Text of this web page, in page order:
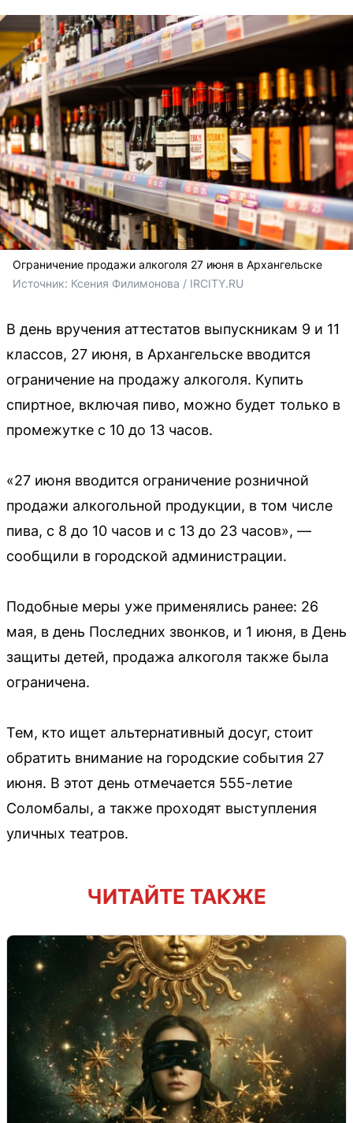
Ограничение продажи алкоголя 27 июня в Архангельске
Источник: Ксения Филимонова / IRCITY.RU
В день вручения аттестатов выпускникам 9 и 11
классов, 27 июня, в Архангельске вводится
ограничение на продажу алкоголя. Купить
спиртное, включая пиво, можно будет только в
промежутке с 10 до 13 часов.
«27 июня вводится ограничение розничной
продажи алкогольной продукции, в том числе
пива, с 8 до 10 часов и с 13 до 23 часов», —
сообщили в городской администрации.
Подобные меры уже применялись ранее: 26
мая, в день Последних звонков, и 1 июня, в День
защиты детей, продажа алкоголя также была
ограничена.
Тем, кто ищет альтернативный досуг, стоит
обратить внимание на городские события 27
июня. В этот день отмечается 555-летие
Соломбалы, а также проходят выступления
уличных театров.
ЧИТАЙТЕ ТАКЖЕ